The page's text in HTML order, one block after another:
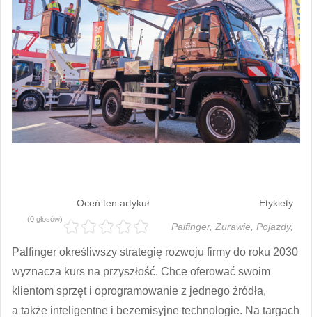
Oceń ten artykuł
(0 głosów)
Etykiety
Palfinger, Żurawie, Pojazdy,
Palfinger określiwszy strategię rozwoju firmy do roku 2030
wyznacza kurs na przyszłość. Chce oferować swoim
klientom sprzęt i oprogramowanie z jednego źródła,
a także inteligentne i bezemisyjne technologie. Na targach